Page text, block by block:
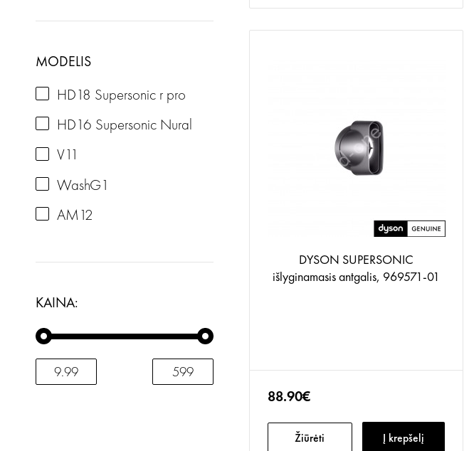
MODELIS
HD18 Supersonic r pro
HD16 Supersonic Nural
V11
WashG1
AM12
KAINA:
DYSON SUPERSONIC
išlyginamasis antgalis, 969571-01
88.90€
Žiūrėti Į krepšelį